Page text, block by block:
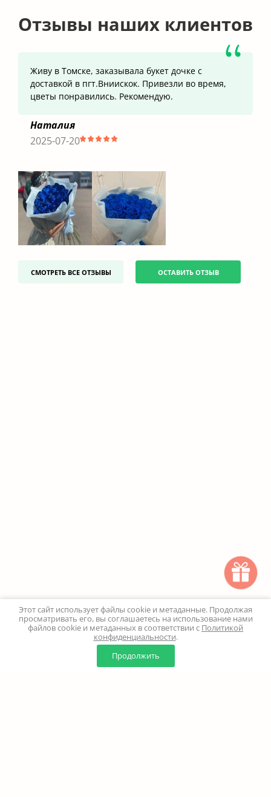
Отзывы наших клиентов
Живу в Томске, заказывала букет дочке с
доставкой в пгт.Вниискок. Привезли во время,
цветы понравились. Рекомендую.
Наталия
2025-07-20
СМОТРЕТЬ ВСЕ ОТЗЫВЫ ОСТАВИТЬ ОТЗЫВ
0
Корзина
Этот сайт использует файлы cookie и метаданные. Продолжая
просматривать его, вы соглашаетесь на использование нами
файлов cookie и метаданных в соответствии с Политикой
конфиденциальности.
Продолжить